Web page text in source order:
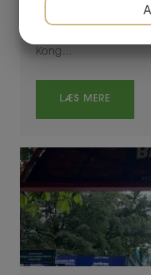
Tirsdag d. 30. juni
Kong…
LÆS MERE